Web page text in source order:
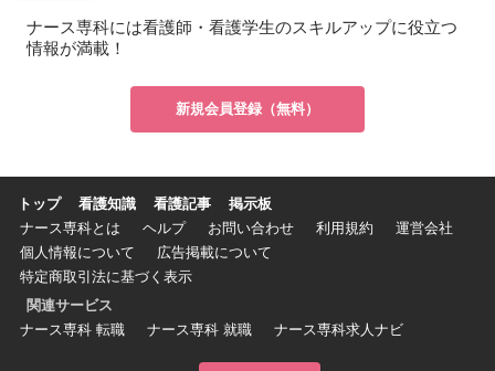
ナース専科には看護師・看護学生のスキルアップに役立つ
情報が満載！
新規会員登録（無料）
トップ 看護知識 看護記事
掲示板
ナース専科とは
ヘルプ お問い合わせ 利用規約
運営会社
個人情報について
広告掲載について
特定商取引法に基づく表示
関連サービス
ナース専科 転職
ナース専科 就職 ナース専科求人ナビ